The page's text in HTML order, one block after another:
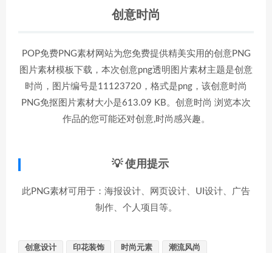
创意时尚
POP免费PNG素材网站为您免费提供精美实用的创意PNG
图片素材模板下载，本次创意png透明图片素材主题是创意
时尚，图片编号是11123720，格式是png，该创意时尚
PNG免抠图片素材大小是613.09 KB。创意时尚 浏览本次
作品的您可能还对创意,时尚感兴趣。
💡 使用提示
此PNG素材可用于：海报设计、网页设计、UI设计、广告
制作、个人项目等。
创意设计 印花装饰 时尚元素 潮流风尚